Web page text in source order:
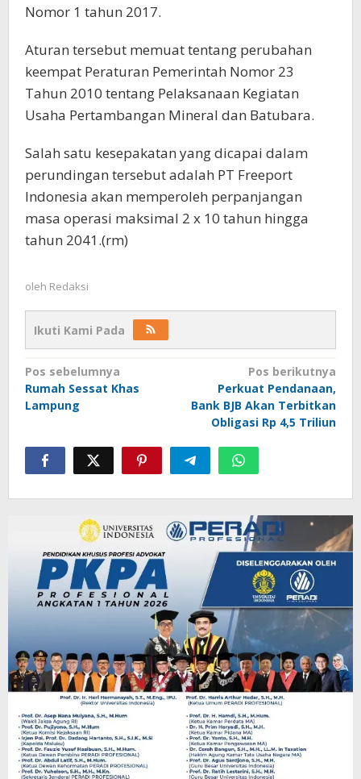
Nomor 1 tahun 2017.
Aturan tersebut memuat tentang perubahan
keempat Peraturan Pemerintah Nomor 23
Tahun 2010 tentang Pelaksanaan Kegiatan
Usaha Pertambangan Mineral dan Batubara.
Salah satu kesepakatan yang dicapai dalam
perundingan tersebut adalah PT Freeport
Indonesia akan memperoleh perpanjangan
masa operasi maksimal 2 x 10 tahun hingga
tahun 2041.(rm)
oleh Redaksi
Ikuti Kami Pada
Navigasi
pos
Pos sebelumnya
Rumah Sessat Khas
Lampung
Pos berikutnya
Perkuat Pendanaan,
Bank BJB Akan Terbitkan
Obligasi Rp 4,5 Triliun